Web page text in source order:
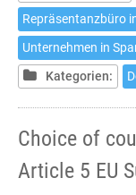
Repräsentanzbüro
Unternehmen in
Kategorien:
Choice of
Article 5 EU